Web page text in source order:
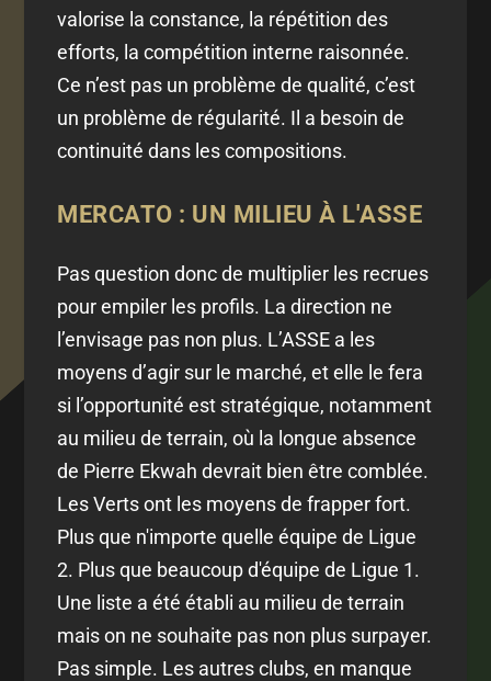
valorise la constance, la répétition des
efforts, la compétition interne raisonnée.
Ce n’est pas un problème de qualité, c’est
un problème de régularité. Il a besoin de
continuité dans les compositions.
MERCATO : UN MILIEU À L'ASSE
Pas question donc de multiplier les recrues
pour empiler les profils. La direction ne
l’envisage pas non plus. L’ASSE a les
moyens d’agir sur le marché, et elle le fera
si l’opportunité est stratégique, notamment
au milieu de terrain, où la longue absence
de Pierre Ekwah devrait bien être comblée.
Les Verts ont les moyens de frapper fort.
Plus que n'importe quelle équipe de Ligue
2. Plus que beaucoup d'équipe de Ligue 1.
Une liste a été établi au milieu de terrain
mais on ne souhaite pas non plus surpayer.
Pas simple. Les autres clubs, en manque